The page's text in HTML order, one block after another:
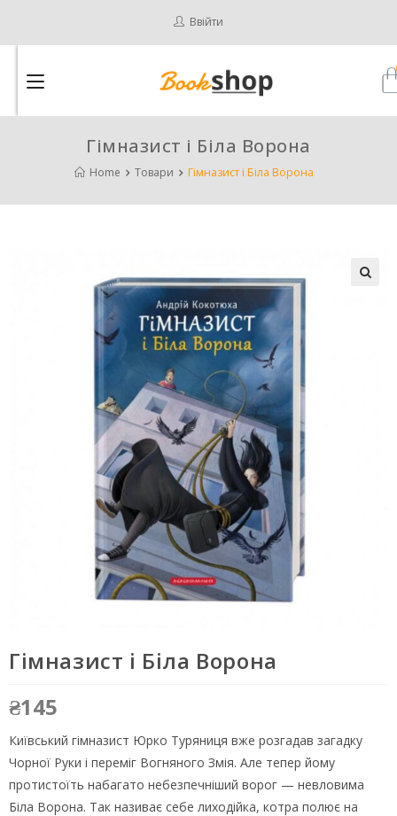
Ввійти
Гімназист і Біла Ворона
Home Товари Гімназист і Біла Ворона
Гімназист і Біла Ворона
₴145
Київський гімназист Юрко Туряниця вже розгадав загадку
Чорної Руки і переміг Вогняного Змія. Але тепер йому
протистоїть набагато небезпечніший ворог — невловима
Біла Ворона. Так називає себе лиходійка, котра полює на